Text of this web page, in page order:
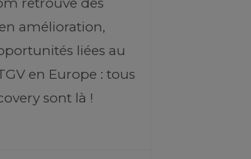
retrouve des
amélioration,
liées au
en Europe : tous
sont là !